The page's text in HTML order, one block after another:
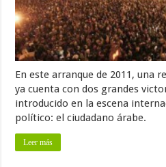
En este arranque de 2011, una
ya cuenta con dos grandes
introducido en la escena
político: el ciudadano árabe.
Leer más